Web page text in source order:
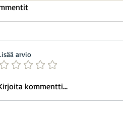
Koiran ulvonta veneessä –
arvio
kommentti...